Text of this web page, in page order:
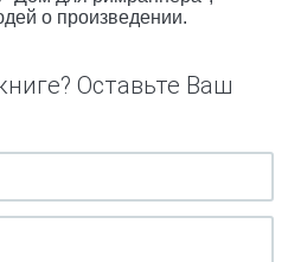
о произведении.
Оставьте Ваш